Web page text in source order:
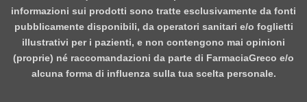
informazioni sui prodotti sono tratte esclusivamente da fonti
pubblicamente disponibili, da operatori sanitari e/o foglietti
illustrativi per i pazienti, e non contengono mai opinioni
(proprie) né raccomandazioni da parte di FarmaciaGreco e/o
alcuna forma di influenza sulla tua scelta personale.